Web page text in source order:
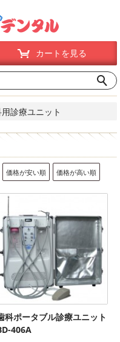
カートを見る
診療ユニット
価格が安い順 価格が高い順
科ポータブル診療ユニット
406A